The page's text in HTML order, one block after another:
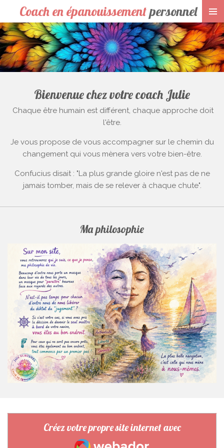
Passer
au
contenu
principal
Coach en épanouissementpersonnel
Bienvenue chez votre coach Julie
Chaque être humain est différent, chaque approche doit
l'être.
Je vous propose de vous accompagner sur le chemin du
changement qui vous mènera vers votre bien-être.
Confucius disait : "La plus grande gloire n'est pas de ne
jamais tomber, mais de se relever à chaque chute".
Ma philosophie
Créez votre propre site internet avec
Webador